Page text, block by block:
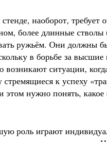
наоборот, требует
более длинные стволы
ружьём. Они должны
в борьбе за высшие
ситуации,
к успеху
этом нужно понять,
играют